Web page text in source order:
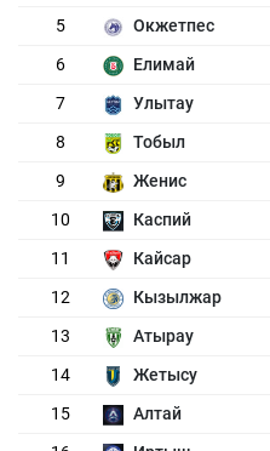
5
Окжетпес
6
Елимай
7
Улытау
8
Тобыл
9
Женис
10
Каспий
11
Кайсар
12
Кызылжар
13
Атырау
14
Жетысу
15
Алтай